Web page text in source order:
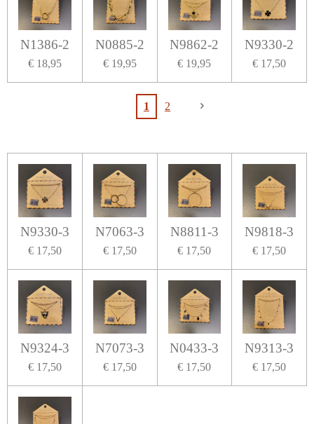
N1386-2
€ 18,95
N0885-2
€ 19,95
N9862-2
€ 19,95
N9330-2
€ 17,50
1 2
N9330-3
€ 17,50
N7063-3
€ 17,50
N8811-3
€ 17,50
N9818-3
€ 17,50
N9324-3
€ 17,50
N7073-3
€ 17,50
N0433-3
€ 17,50
N9313-3
€ 17,50